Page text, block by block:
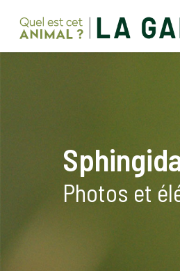
main
Photos et